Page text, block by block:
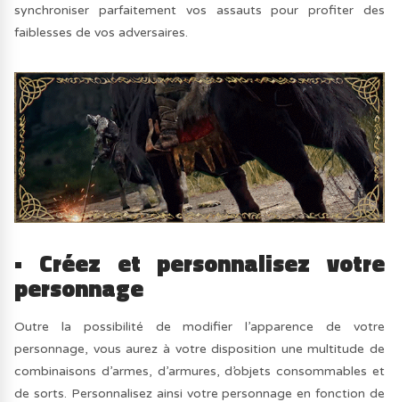
synchroniser parfaitement vos assauts pour profiter des
faiblesses de vos adversaires.
• Créez et personnalisez votre
personnage
Outre la possibilité de modifier l’apparence de votre
personnage, vous aurez à votre disposition une multitude de
combinaisons d’armes, d’armures, d’objets consommables et
de sorts. Personnalisez ainsi votre personnage en fonction de